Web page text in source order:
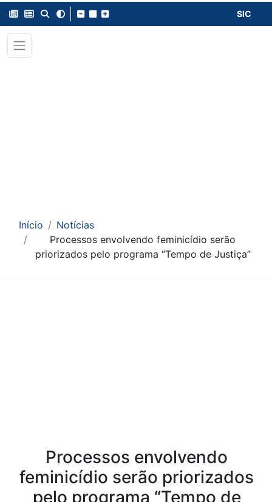
SIC
Início
Notícias
Processos envolvendo feminicídio serão
priorizados pelo programa “Tempo de Justiça”
Processos envolvendo
feminicídio serão priorizados
pelo programa “Tempo de